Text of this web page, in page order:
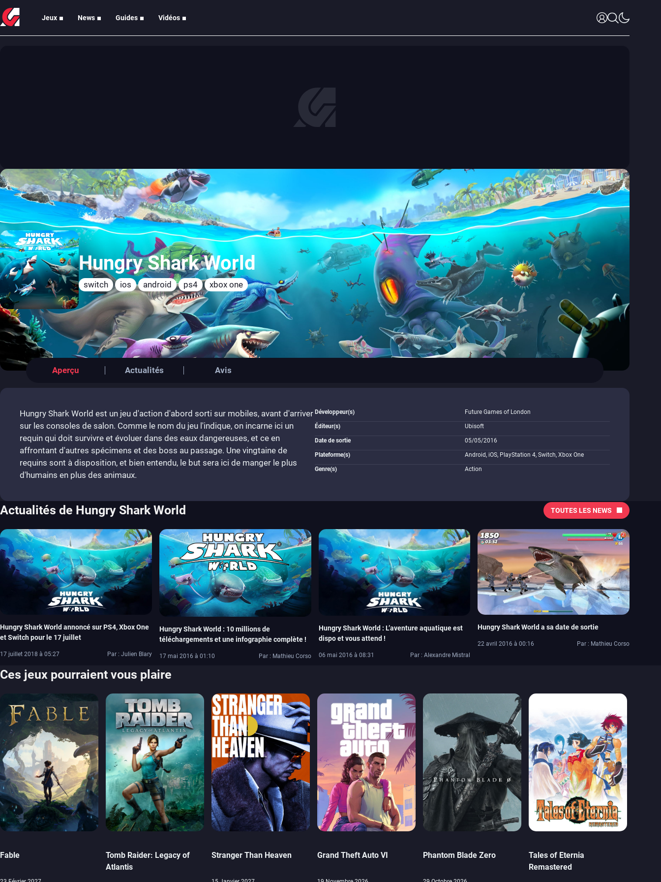
Jeux News Guides Vidéos
Hungry Shark World
switch ios android ps4 xbox one
Aperçu Actualités Avis
Hungry Shark World est un jeu d'action d'abord sorti sur mobiles, avant d'arriver
sur les consoles de salon. Comme le nom du jeu l'indique, on incarne ici un
requin qui doit survivre et évoluer dans des eaux dangereuses, et ce en
affrontant d'autres spécimens et des boss au passage. Une vingtaine de
requins sont à disposition, et bien entendu, le but sera ici de manger le plus
d'humains en plus des animaux.
Développeur(s) Future Games of London
Éditeur(s) Ubisoft
Date de sortie 05/05/2016
Plateforme(s) Android, iOS, PlayStation 4, Switch, Xbox One
Genre(s) Action
Actualités de Hungry Shark World
Hungry Shark World annoncé sur PS4, Xbox One
et Switch pour le 17 juillet
17 juillet 2018 à 05:27 Par : Julien Blary
Hungry Shark World : 10 millions de
téléchargements et une infographie complète !
17 mai 2016 à 01:10 Par : Mathieu Corso
Hungry Shark World : L’aventure aquatique est
dispo et vous attend !
06 mai 2016 à 08:31 Par : Alexandre Mistral
Hungry Shark World a sa date de sortie
22 avril 2016 à 00:16 Par : Mathieu Corso
TOUTES LES NEWS
Ces jeux pourraient vous plaire
Fable
Tomb Raider: Legacy of
Atlantis
Stranger Than Heaven Grand Theft Auto VI Phantom Blade Zero
Tales of Eternia
Remastered